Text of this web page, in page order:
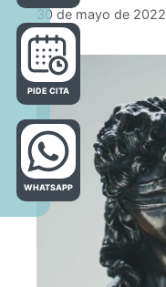
PIDE CITA
WHATSAPP
30 de mayo de 2022